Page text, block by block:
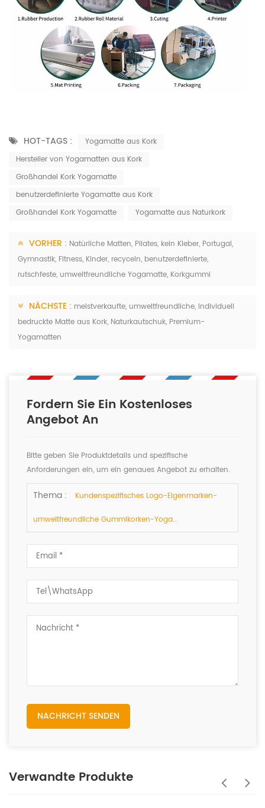
HOT-TAGS :
Yogamatte aus Kork
Hersteller von Yogamatten aus Kork
Großhandel Kork Yogamatte
benutzerdefinierte Yogamatte aus Kork
Großhandel Kork Yogamatte
Yogamatte aus Naturkork
VORHER : Natürliche Matten, Pilates, kein Kleber, Portugal,
Gymnastik, Fitness, Kinder, recyceln, benutzerdefinierte,
rutschfeste, umweltfreundliche Yogamatte, Korkgummi
NÄCHSTE : meistverkaufte, umweltfreundliche, individuell
bedruckte Matte aus Kork, Naturkautschuk, Premium-
Yogamatten
Fordern Sie Ein Kostenloses
Angebot An
Bitte geben Sie Produktdetails und spezifische
Anforderungen ein, um ein genaues Angebot zu erhalten.
Wir werden Ihnen so schnell wie möglich antworten.
Thema : Kundenspezifisches Logo-Eigenmarken-
umweltfreundliche Gummikorken-Yoga...
NACHRICHT SENDEN
Verwandte Produkte